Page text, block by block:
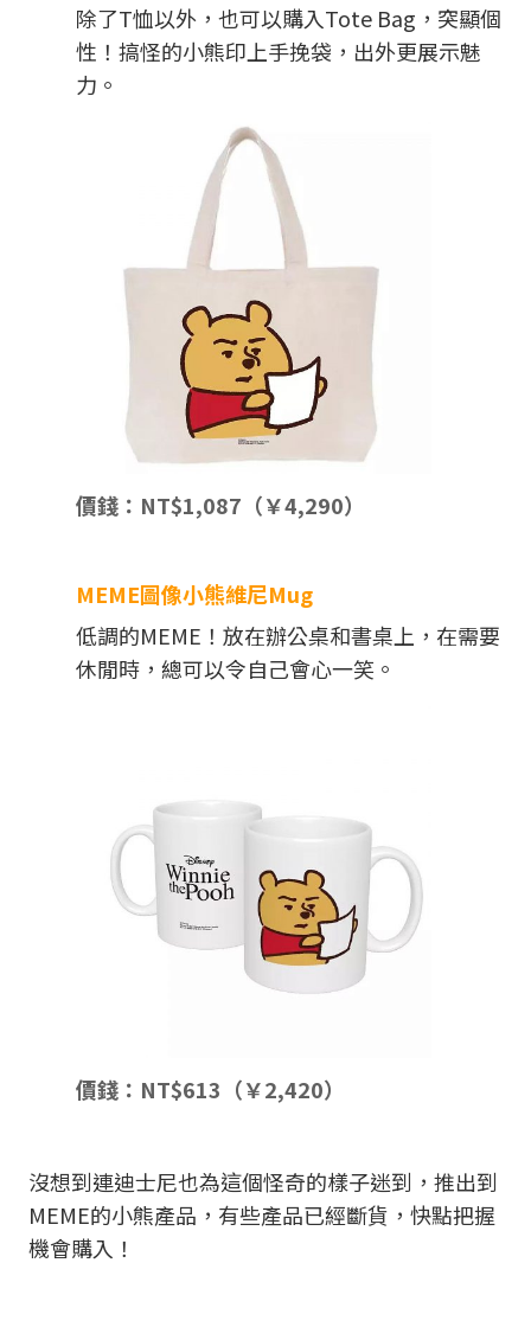
除了T恤以外，也可以購入Tote Bag，突顯個
性！搞怪的小熊印上手挽袋，出外更展示魅
力。
價錢：NT$1,087（￥4,290）
MEME圖像小熊維尼Mug
低調的MEME！放在辦公桌和書桌上，在需要
休閒時，總可以令自己會心一笑。
價錢：NT$613（￥2,420）
沒想到連迪士尼也為這個怪奇的樣子迷到，推出到
MEME的小熊產品，有些產品已經斷貨，快點把握
機會購入！